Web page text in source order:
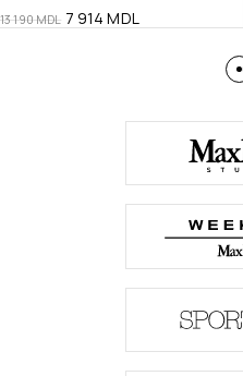
13 190MDL 7 914MDL